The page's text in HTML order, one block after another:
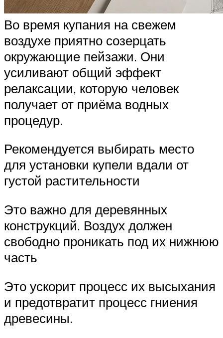
Во время купания на свежем
воздухе приятно созерцать
окружающие пейзажи. Они
усиливают общий эффект
релаксации, которую человек
получает от приёма водных
процедур.
Рекомендуется выбирать место
для установки купели вдали от
густой растительности
Это важно для деревянных
конструкций. Воздух должен
свободно проникать под их нижнюю
часть
Это ускорит процесс их высыхания
и предотвратит процесс гниения
древесины.